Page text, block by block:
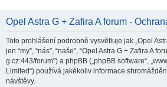
Opel Astra G + Zafira A forum -
Toto prohlášení podrobně vysvětluje jak „Opel
jen “my”, “nás”, “naše”, “Opel Astra G + Zafira A
g.cz:443/forum”) a phpBB („phpBB software“,
Limited“) používá jakékoliv informace
návštěvy.